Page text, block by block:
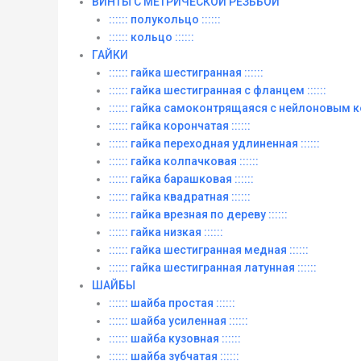
:::::: полукольцо ::::::
:::::: кольцо ::::::
ГАЙКИ
:::::: гайка шестигранная ::::::
:::::: гайка шестигранная с фланцем ::::::
:::::: гайка самоконтрящаяся с нейлоновым
:::::: гайка корончатая ::::::
:::::: гайка переходная удлиненная ::::::
:::::: гайка колпачковая ::::::
:::::: гайка барашковая ::::::
:::::: гайка квадратная ::::::
:::::: гайка врезная по дереву ::::::
:::::: гайка низкая ::::::
:::::: гайка шестигранная медная ::::::
:::::: гайка шестигранная латунная ::::::
ШАЙБЫ
:::::: шайба простая ::::::
:::::: шайба усиленная ::::::
:::::: шайба кузовная ::::::
:::::: шайба зубчатая ::::::